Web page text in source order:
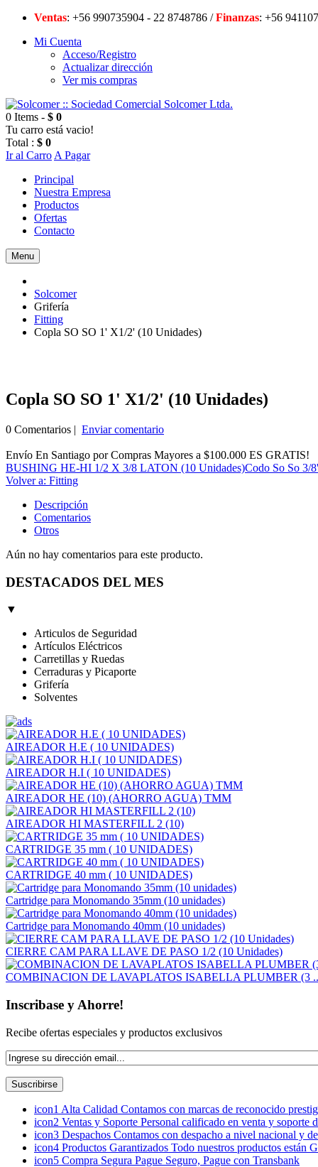
Ventas: +56 990735904 - 22 8748786 /Finanzas: +56
Mi Cuenta
Acceso/Registro
Actualizar dirección
Ver mis compras
0 Items - $ 0
Tu carro está vacio!
Total : $ 0
Ir al Carro A Pagar
Principal
Nuestra Empresa
Productos
Ofertas
Contacto
Menu
Solcomer
Grifería
Fitting
Copla SO SO 1' X1/2' (10 Unidades)
Copla SO SO 1' X1/2' (10 Unidades)
0 Comentarios | Enviar comentario
Envío En Santiago por Compras Mayores a $100.000 ES GRATIS!
BUSHING HE-HI 1/2 X 3/8 LATON (10 Unidades)Codo So So 3/
Volver a: Fitting
Descripción
Comentarios
Otros
Aún no hay comentarios para este producto.
DESTACADOS DEL MES
▼
Articulos de Seguridad
Artículos Eléctricos
Carretillas y Ruedas
Cerraduras y Picaporte
Grifería
Solventes
AIREADOR H.E ( 10 UNIDADES)
AIREADOR H.I ( 10 UNIDADES)
AIREADOR HE (10) (AHORRO AGUA) TMM
AIREADOR HI MASTERFILL 2 (10)
CARTRIDGE 35 mm ( 10 UNIDADES)
CARTRIDGE 40 mm ( 10 UNIDADES)
Cartridge para Monomando 35mm (10 unidades)
Cartridge para Monomando 40mm (10 unidades)
CIERRE CAM PARA LLAVE DE PASO 1/2 (10 Unidades)
COMBINACION DE LAVAPLATOS ISABELLA PLUMBER (3
Inscribase y Ahorre!
Recibe ofertas especiales y productos exclusivos
icon1 Alta Calidad Contamos con marcas de reconocido
icon2 Ventas y Soporte Personal calificado en venta y soporte
icon3 Despachos Contamos con despacho a nivel nacional y
icon4 Productos Garantizados Todo nuestros productos están
icon5 Compra Segura Pague Seguro, Pague con Transbank